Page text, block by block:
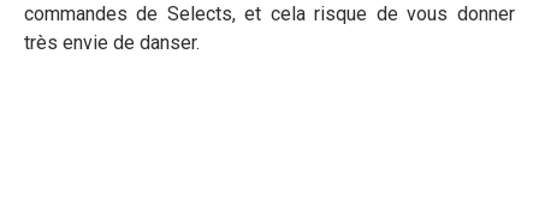
commandes de Selects, et cela risque de vous donner
très envie de danser.